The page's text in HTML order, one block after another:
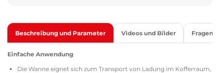
Beschreibung und Parameter Videos und Bilder Fragen
Einfache Anwendung
Die Wanne eignet sich zum Transport von Ladung im Kofferraum,